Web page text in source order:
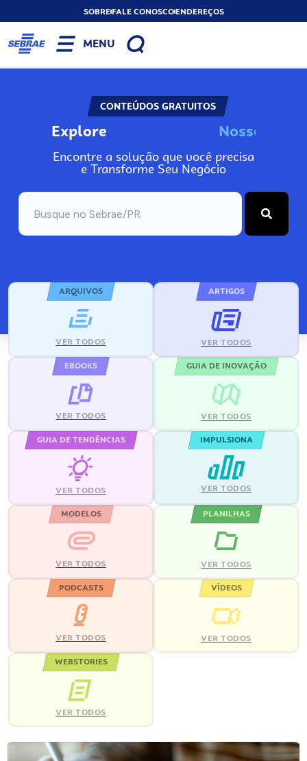
SOBREFALE CONOSCOENDEREÇOS
MENU
CONTEÚDOS GRATUITOS
Explore Noss
Encontre a solução que você precisa
e Transforme Seu Negócio
ARQUIVOS
VER TODOS
ARTIGOS
VER TODOS
EBOOKS
VER TODOS
GUIA DE INOVAÇÃO
VER TODOS
GUIA DE TENDÊNCIAS
VER TODOS
IMPULSIONA
VER TODOS
MODELOS
VER TODOS
PLANILHAS
VER TODOS
PODCASTS
VER TODOS
VÍDEOS
VER TODOS
WEBSTORIES
VER TODOS